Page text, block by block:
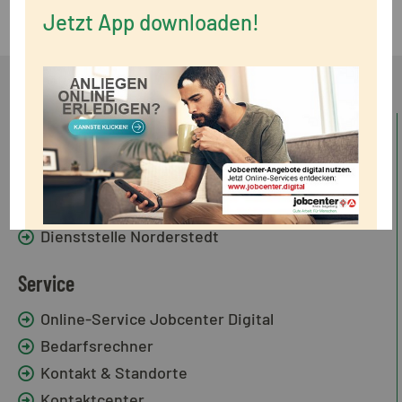
Standorte
Dienststelle Bad Segeberg
Dienststelle Kaltenkirchen
Dienststelle Norderstedt
Service
Online-Service Jobcenter Digital
Bedarfsrechner
Kontakt & Standorte
Jetzt App downloaden!